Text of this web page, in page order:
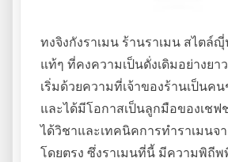
ทงจิงกังราเมน ร้านราเมน สไตล์
แท้ๆ ที่คงความเป็นดั่งเดิมอย่างยา
เริ่มด้วยความที่เจ้าของร้านเป็นค
และได้มีโอกาสเป็นลูกมือของเช
ได้วิชาและเทคนิคการทำราเมน
โดยตรง ซึ่งราเมนที่นี้ มีความพิถี